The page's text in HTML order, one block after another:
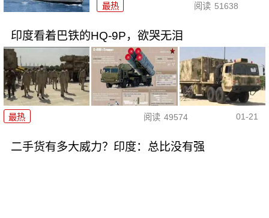
最热 阅读 51638
印度看着巴铁的HQ-9P，欲哭无泪
最热 阅读 49574 01-21
二手货有多大威力？印度：总比没有强